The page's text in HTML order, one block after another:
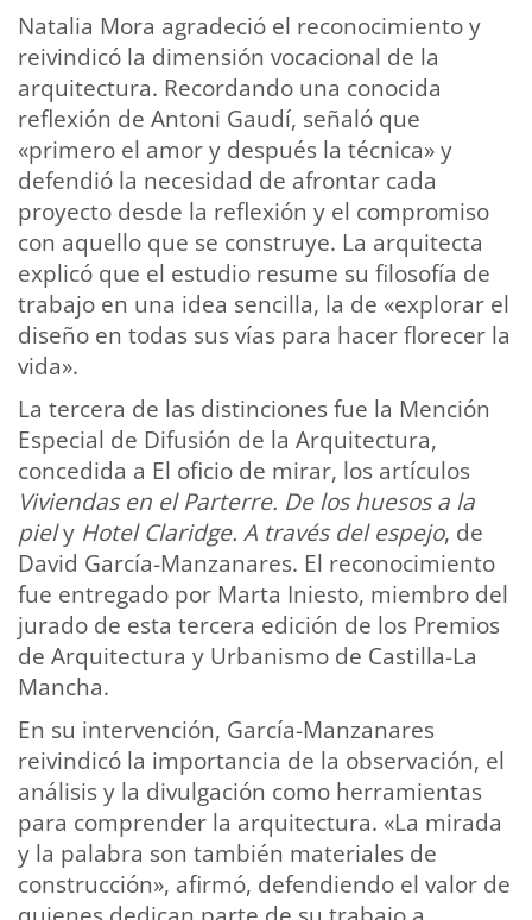
Natalia Mora agradeció el reconocimiento y
reivindicó la dimensión vocacional de la
arquitectura. Recordando una conocida
reflexión de Antoni Gaudí, señaló que
«primero el amor y después la técnica» y
defendió la necesidad de afrontar cada
proyecto desde la reflexión y el compromiso
con aquello que se construye. La arquitecta
explicó que el estudio resume su filosofía de
trabajo en una idea sencilla, la de «explorar el
diseño en todas sus vías para hacer florecer la
vida».
La tercera de las distinciones fue la Mención
Especial de Difusión de la Arquitectura,
concedida a El oficio de mirar, los artículos
Viviendas en el Parterre. De los huesos a la
piely Hotel Claridge. A través del espejo, de
David García-Manzanares. El reconocimiento
fue entregado por Marta Iniesto, miembro del
jurado de esta tercera edición de los Premios
de Arquitectura y Urbanismo de Castilla-La
Mancha.
En su intervención, García-Manzanares
reivindicó la importancia de la observación, el
análisis y la divulgación como herramientas
para comprender la arquitectura. «La mirada
y la palabra son también materiales de
construcción», afirmó, defendiendo el valor de